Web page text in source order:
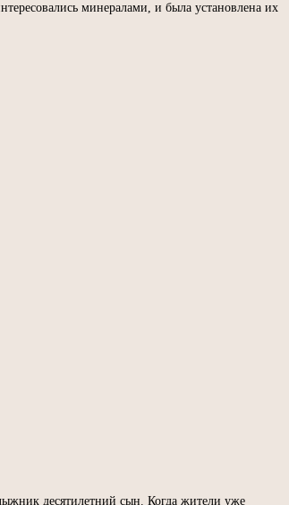
минералами, и была установлена их
десятилетний сын. Когда жители уже